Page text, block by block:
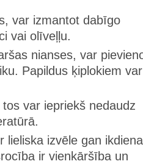
var izmantot dabīgo
vai olīveļļu.
nianses, var
Papildus ķiplokiem var
var iepriekš nedaudz
izvēle gan
ir vienkāršība un